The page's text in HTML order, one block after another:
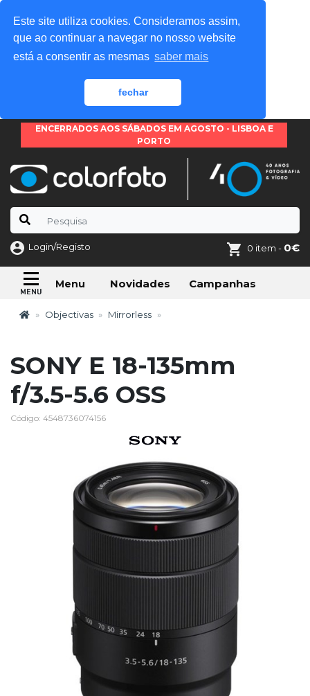
Este site utiliza cookies. Consideramos assim,
que ao continuar a navegar no nosso website
está a consentir as mesmas saber mais
fechar
ENCERRADOS AOS SÁBADOS EM AGOSTO - LISBOA E
PORTO
Login/Registo 0 item - 0€
Menu Novidades Campanhas
Objectivas Mirrorless
SONY E 18-135mm
f/3.5-5.6 OSS
Código: 4548736074156